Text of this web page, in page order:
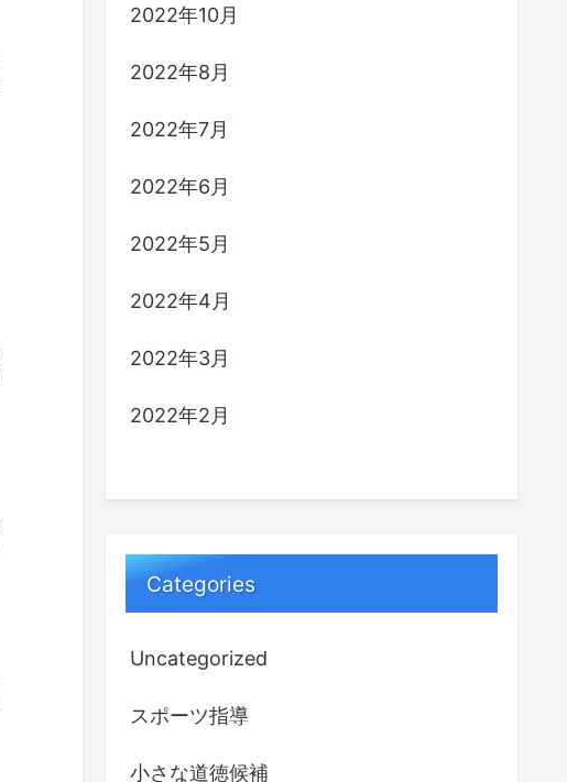
2022年10月
2022年8月
2022年7月
2022年6月
2022年5月
2022年4月
2022年3月
2022年2月
Categories
Uncategorized
スポーツ指導
小さな道徳候補